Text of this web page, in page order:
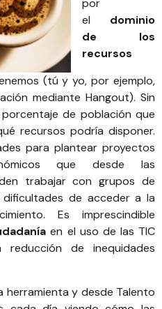
por
el dominio
de los
recursos
(tú y yo, por ejemplo,
mediante Hangout). Sin
de población que
recursos podría disponer.
para plantear proyectos
que desde las
trabajar con grupos de
de acceder a la
Es imprescindible
en el uso de las TIC
de inequidades
herramienta y desde Talento